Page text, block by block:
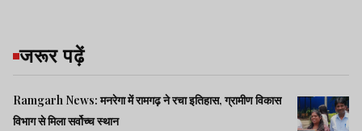
जरूर पढ़ें
Ramgarh News: मनरेगा में रामगढ़ ने रचा इतिहास, ग्रामीण विकास
विभाग से मिला सर्वोच्च स्थान